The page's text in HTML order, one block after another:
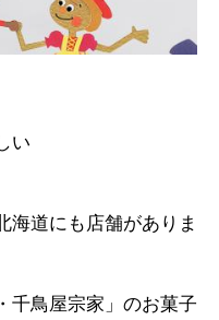
い
海道にも店舗がありま
千鳥屋宗家」のお菓子